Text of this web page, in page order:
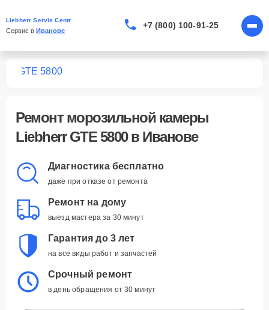
Liebherr Servis Centr
Сервис в Иванове
+7 (800) 100-91-25
GTE 5800
Ремонт морозильной камеры
Liebherr GTE 5800в Иванове
Диагностика бесплатно
даже при отказе от ремонта
Ремонт на дому
выезд мастера за 30 минут
Гарантия до 3 лет
на все виды работ и запчастей
Срочный ремонт
в день обращения от 30 минут